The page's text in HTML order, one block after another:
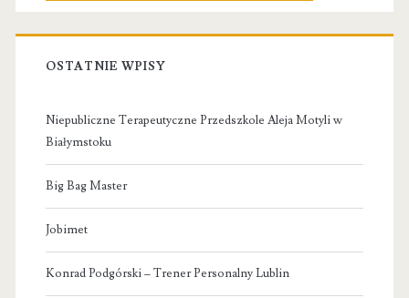
OSTATNIE WPISY
Niepubliczne Terapeutyczne Przedszkole Aleja Motyli w
Białymstoku
Big Bag Master
Jobimet
Konrad Podgórski – Trener Personalny Lublin